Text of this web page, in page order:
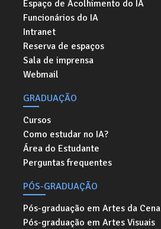
Espaço de Acolhimento do IA
Funcionários do IA
Intranet
Reserva de espaços
Sala de imprensa
Webmail
GRADUAÇÃO
Cursos
Como estudar no IA?
Área do Estudante
Perguntas frequentes
PÓS-GRADUAÇÃO
Pós-graduação em Artes da Cena
Pós-graduação em Artes Visuais